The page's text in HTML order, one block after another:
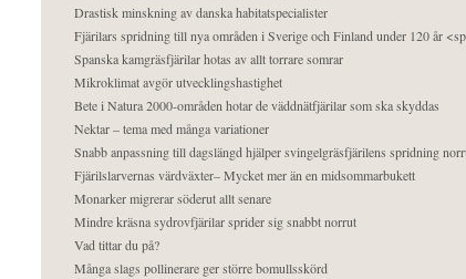
Drastisk minskning av danska habitatspecialister
Fjärilars spridning till nya områden i Sverige och Finland under 120 år
Spanska kamgräsfjärilar hotas av allt torrare somrar
Mikroklimat avgör utvecklingshastighet
Bete i Natura 2000-områden hotar de väddnätfjärilar som ska skyddas
Nektar – tema med många variationer
Snabb anpassning till dagslängd hjälper svingelgräsfjärilens spridning
Fjärilslarvernas värdväxter– Mycket mer än en midsommarbukett
Monarker migrerar söderut allt senare
Mindre kräsna sydrovfjärilar sprider sig snabbt norrut
Vad tittar du på?
Många slags pollinerare ger större bomullsskörd